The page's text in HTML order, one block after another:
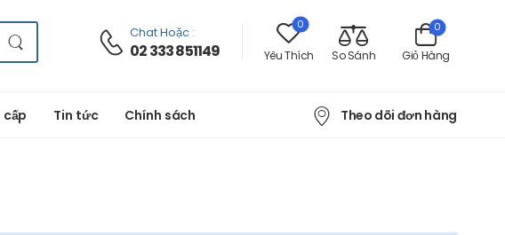
Chat Hoặc :
02 333 851149
0
Yêu Thích So Sánh Giỏ Hàng
0
cấp Tin tức Chính sách Theo dõi đơn hàng